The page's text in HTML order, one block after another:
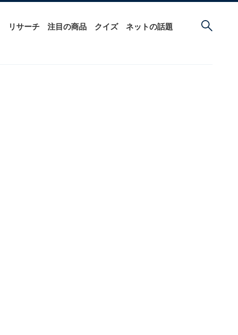
リサーチ 注目の商品 クイズ ネットの話題